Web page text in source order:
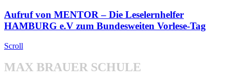
Aufruf von MENTOR – Die Leselernhelfer
HAMBURG e.V zum Bundesweiten Vorlese-Tag
Scroll
MAX BRAUER SCHULE